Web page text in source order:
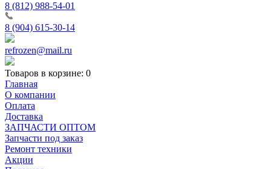
8 (812) 988-54-01
8 (904) 615-30-14
refrozen@mail.ru
Товаров в корзине: 0
Главная
О компании
Оплата
Доставка
ЗАПЧАСТИ ОПТОМ
Запчасти под заказ
Ремонт техники
Акции